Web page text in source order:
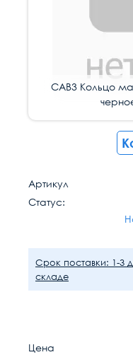
CAB3 Кольцо
Артикул
Статус:
Срок поставки: 1-3
складе
Цена